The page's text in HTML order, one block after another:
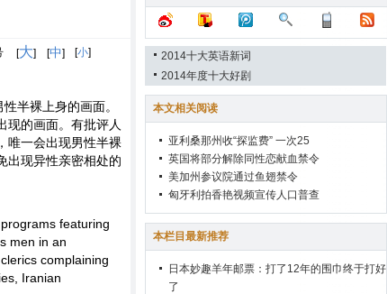
[大] [中] [小]
半裸上身的画面。
现的画面。有批评人
唯一会出现男性半裸
出现异性亲密相处的
featuring
men in an
complaining
Iranian
2014十大英语新词
2014年度十大好剧
本文相关阅读
亚利桑那州收“探监费” 一次25
英国将部分解除同性恋献血禁令
美加州参议院通过鱼翅禁令
匈牙利拍香艳视频宣传人口普查
本栏目最新推荐
日本妙趣羊年邮票：打了12年的围巾终于打好
了